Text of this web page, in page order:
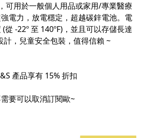
可用於一般個人用品或家用/專業醫療
電力，放電穩定，超越碳鋅電池。電
從 -22º 至 140ºF)，並且可以存儲長達
計，兒童安全包裝，值得信賴 ~
產品享有 15% 折扣
要可以取消訂閱歐~